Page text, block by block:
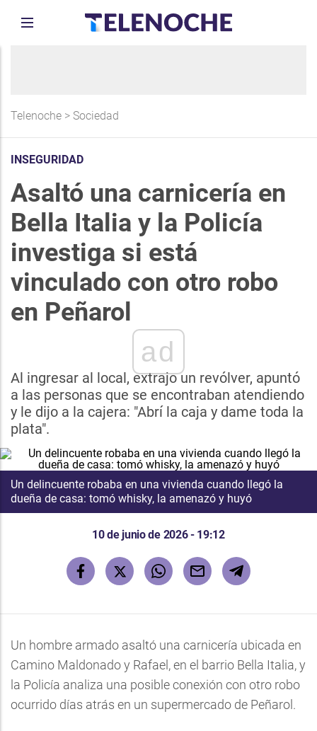
Telenoche > Sociedad
INSEGURIDAD
Asaltó una carnicería en
Bella Italia y la Policía
investiga si está
vinculado con otro robo
en Peñarol
ad
Al ingresar al local, extrajo un revólver, apuntó
a las personas que se encontraban atendiendo
y le dijo a la cajera: "Abrí la caja y dame toda la
plata".
Un delincuente robaba en una vivienda cuando llegó la
dueña de casa: tomó whisky, la amenazó y huyó
10 de junio de 2026 - 19:12
Un hombre armado asaltó una carnicería ubicada en
Camino Maldonado y Rafael, en el barrio Bella Italia, y
la Policía analiza una posible conexión con otro robo
ocurrido días atrás en un supermercado de Peñarol.